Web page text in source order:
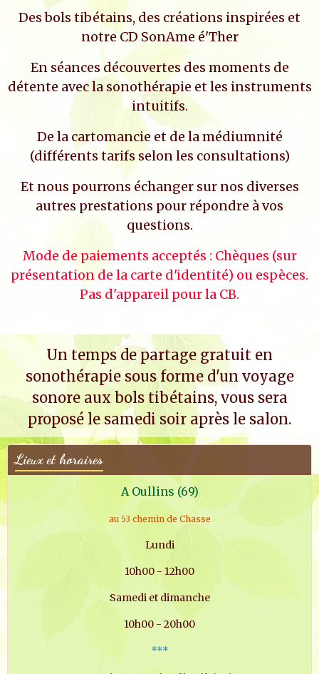
Des bols tibétains, des créations inspirées et
notre CD SonAme é'Ther
En séances découvertes des moments de
détente avec la sonothérapie et les instruments
intuitifs.
De la cartomancie et de la médiumnité
(différents tarifs selon les consultations)
Et nous pourrons échanger sur nos diverses
autres prestations pour répondre à vos
questions.
Mode de paiements acceptés : Chèques (sur
présentation de la carte d'identité) ou espèces.
Pas d'appareil pour la CB.
Un temps de partage gratuit en
sonothérapie sous forme d'un voyage
sonore aux bols tibétains, vous sera
proposé le samedi soir après le salon.
Lieux et horaires
A Oullins (69)
au 53 chemin de Chasse
Lundi
10h00 - 12h00
Samedi et dimanche
10h00 - 20h00
***